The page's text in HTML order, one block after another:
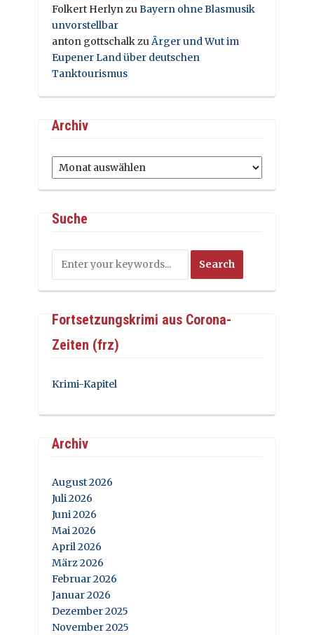
Folkert HerlynzuBayern ohne Blasmusik
unvorstellbar
anton gottschalkzuÄrger und Wut im
Eupener Land über deutschen
Tanktourismus
Archiv
Archiv
Suche
Fortsetzungskrimi aus Corona-
Zeiten (frz)
Krimi-Kapitel
Archiv
August 2026
Juli 2026
Juni 2026
Mai 2026
April 2026
März 2026
Februar 2026
Januar 2026
Dezember 2025
November 2025